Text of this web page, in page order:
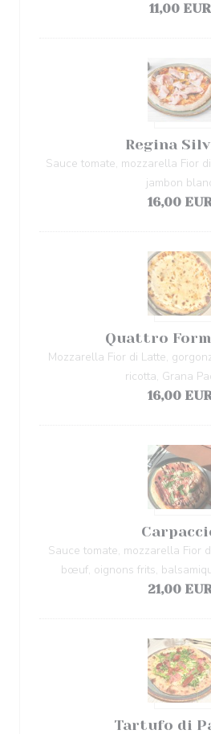
11,00 EUR
Regina
Sauce tomate, mozzarella Fior
jambon
16,00
Quattro
Mozzarella Fior di Latte,
ricotta, Grana
16,00
Sauce tomate, mozzarella Fior
bœuf, oignons frits,
21,00
Tartufo di